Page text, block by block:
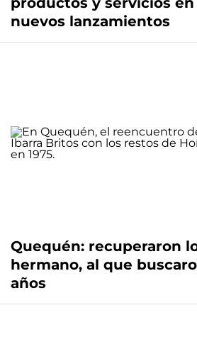
nuevos lanzamientos
Quequén: recuperaron
hermano, al que
años